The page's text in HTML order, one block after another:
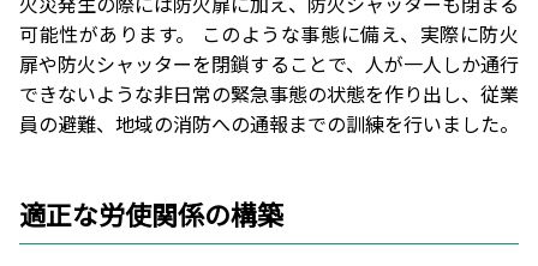
可能性があります。 このような事態に備え、実際に防火
扉や防火シャッターを閉鎖することで、人が一人しか通行
できないような非日常の緊急事態の状態を作り出し、従業
員の避難、地域の消防への通報までの訓練を行いました。
適正な労使関係の構築